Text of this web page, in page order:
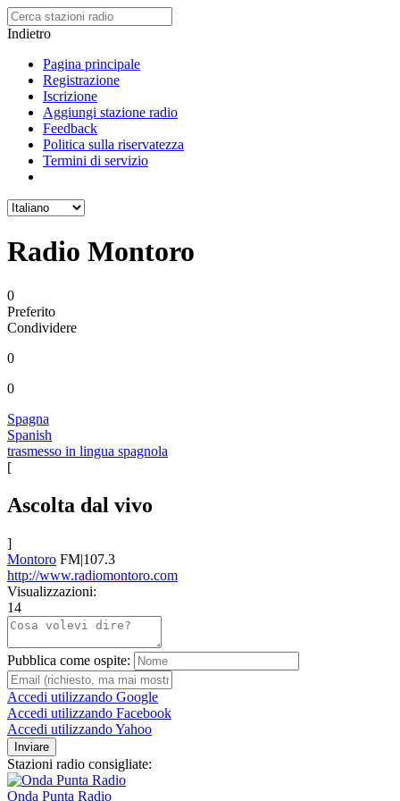
Indietro
Pagina principale
Registrazione
Iscrizione
Aggiungi stazione radio
Feedback
Politica sulla riservatezza
Termini di servizio
Radio Montoro
0
Preferito
Condividere
0
0
Spagna
Spanish
trasmesso in lingua spagnola
[
Ascolta dal vivo
]
Montoro FM|107.3
http://www.radiomontoro.com
Visualizzazioni:
14
Pubblica come ospite:
Accedi utilizzando Google
Accedi utilizzando Facebook
Accedi utilizzando Yahoo
Inviare
Stazioni radio consigliate:
Onda Punta Radio